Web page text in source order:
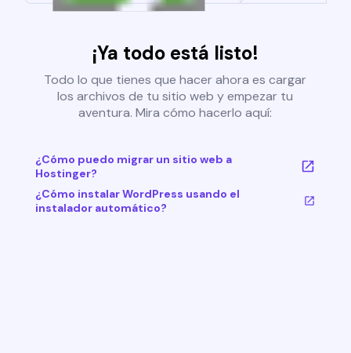
¡Ya todo está listo!
Todo lo que tienes que hacer ahora es cargar
los archivos de tu sitio web y empezar tu
aventura. Mira cómo hacerlo aquí:
¿Cómo puedo migrar un sitio web a
Hostinger?
¿Cómo instalar WordPress usando el
instalador automático?